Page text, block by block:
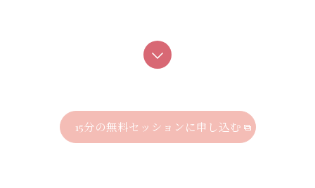
15分の無料セッションに申し込む